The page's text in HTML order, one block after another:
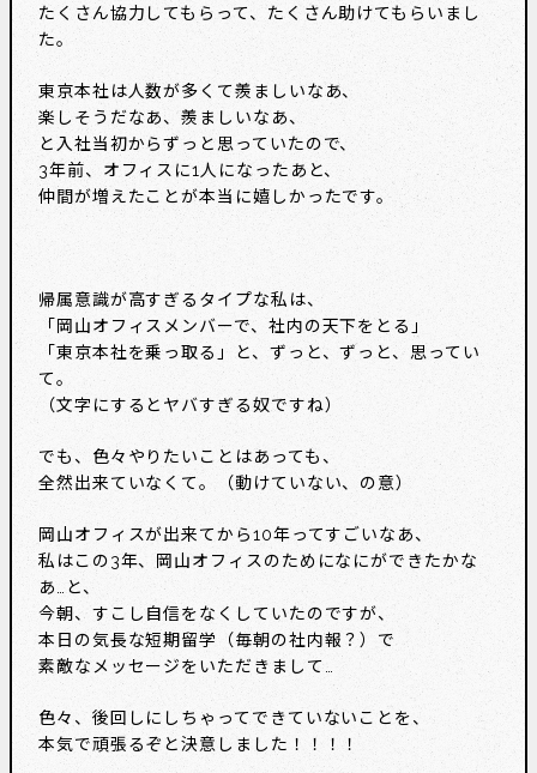
たくさん協力してもらって、たくさん助けてもらいまし
た。
東京本社は人数が多くて羨ましいなあ、
楽しそうだなあ、羨ましいなあ、
と入社当初からずっと思っていたので、
3年前、オフィスに1人になったあと、
仲間が増えたことが本当に嬉しかったです。
帰属意識が高すぎるタイプな私は、
「岡山オフィスメンバーで、社内の天下をとる」
「東京本社を乗っ取る」と、ずっと、ずっと、思ってい
て。
（文字にするとヤバすぎる奴ですね）
でも、色々やりたいことはあっても、
全然出来ていなくて。（動けていない、の意）
岡山オフィスが出来てから10年ってすごいなあ、
私はこの3年、岡山オフィスのためになにができたかな
あ…と、
今朝、すこし自信をなくしていたのですが、
本日の気長な短期留学（毎朝の社内報？）で
素敵なメッセージをいただきまして…
色々、後回しにしちゃってできていないことを、
本気で頑張るぞと決意しました！！！！